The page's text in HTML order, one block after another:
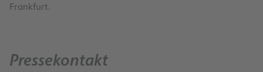
Frankfurt.
Pressekontakt